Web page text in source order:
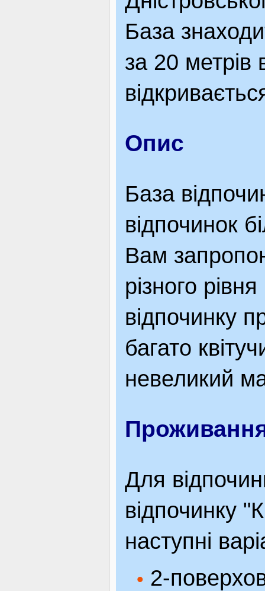
ОГОЛОШЕННЯ
ЯК ДОЇХАТИ
База
за 20 метрів
Опис
База
відпочинок
Вам
різного
відпочинку
багато
невеликий
Для
відпочинку
наступні
• 2-